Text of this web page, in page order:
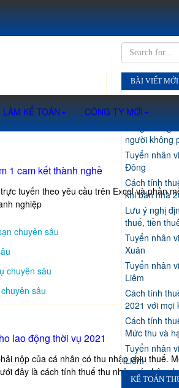
KẾ TOÁN CÔNG TY MỚI
1 cam kết thành nghề
tuyến theo yêu cầu trên Excel và phần
nghiệp
chuyên sâu
chuyên sâu
sâu
lao động thời vụ 2021
nộp của cá nhân có thu nhập chịu thuế.
đây là cách tính thuế thu nhập cá nhân
BÀI VIẾT
thu nhập cá
người không
Tuyển nhân
Đông
Cách tính
khi bán nhà
Lưu ý nghị
thuế, tiền
Tuyển nhân
Xuân
Tuyển nhân
Liêm
Cách tính
2021 với mọi
Cách tính
Mức thu và
Tuyển nhân
Liêm
KẾ TOÁN